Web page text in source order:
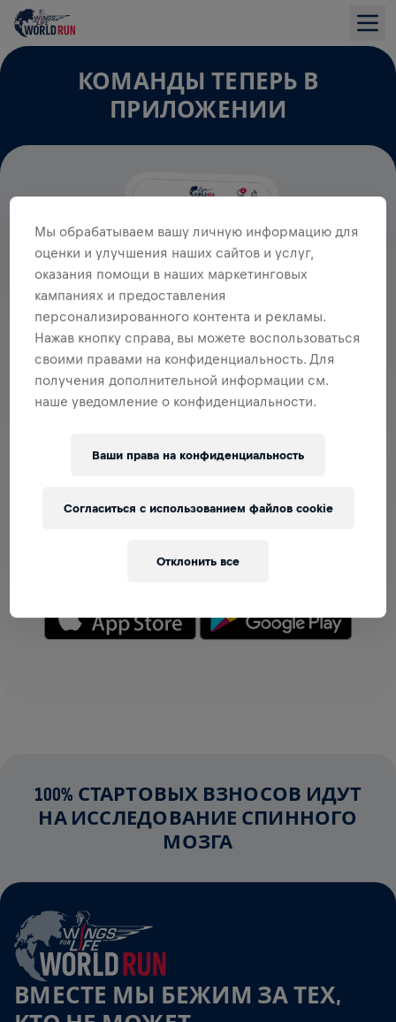
КОМАНДЫ ТЕПЕРЬ В
ПРИЛОЖЕНИИ
РАЗДЕЛ С КОМАНДАМИ
— создавай свою или присоединяйся к любой уже
подбадривайте друг друга.
100% СТАРТОВЫХ ВЗНОСОВ ИДУТ
НА ИССЛЕДОВАНИЕ СПИННОГО
МОЗГА
ВМЕСТЕ МЫ БЕЖИМ ЗА ТЕХ,
Мы обрабатываем вашу личную информацию для
оценки и улучшения наших сайтов и услуг,
оказания помощи в наших маркетинговых
кампаниях и предоставления
персонализированного контента и рекламы.
Нажав кнопку справа, вы можете воспользоваться
своими правами на конфиденциальность. Для
получения дополнительной информации см.
наше уведомление о конфиденциальности.
Ваши права на конфиденциальность
Отклонить все
Согласиться с использованием файлов cookie